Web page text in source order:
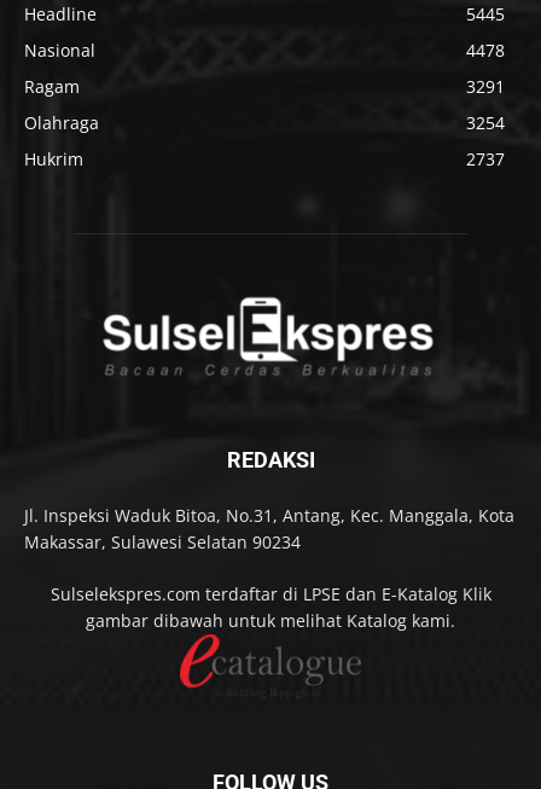
Headline
5445
Nasional
4478
Ragam
3291
Olahraga
3254
Hukrim
2737
REDAKSI
Jl. Inspeksi Waduk Bitoa, No.31, Antang, Kec. Manggala, Kota
Makassar, Sulawesi Selatan 90234
Sulselekspres.com terdaftar di LPSE dan E-Katalog Klik
gambar dibawah untuk melihat Katalog kami.
FOLLOW US